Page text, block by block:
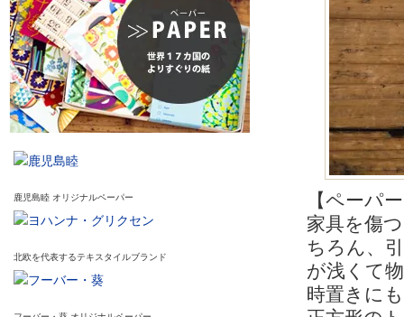
鹿児島睦 オリジナルペーパー
北欧を代表するテキスタイルブランド
【ペーパ
家具を傷
ちろん、
が浅くて
時置きに